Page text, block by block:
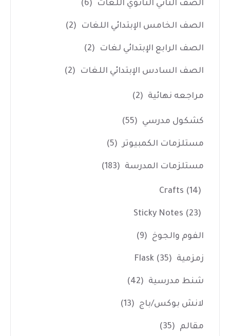
الصف الثاني الثانوي اللغات (6)
الصف الخامس الإبتدائي اللغات (2)
الصف الرابع الإبتدائي لغات (2)
الصف السادس الإبتدائي اللغات (2)
مراجعه نهائية (2)
كشكول مدرسي (55)
مستلزمات الكمبيوتر (5)
مستلزمات المدرسة (183)
Crafts (14)
Sticky Notes (23)
الفوم والجوخ (9)
زمزمية Flask (35)
شنط مدرسية (42)
لانش بوكس/باج (13)
مقالم (35)